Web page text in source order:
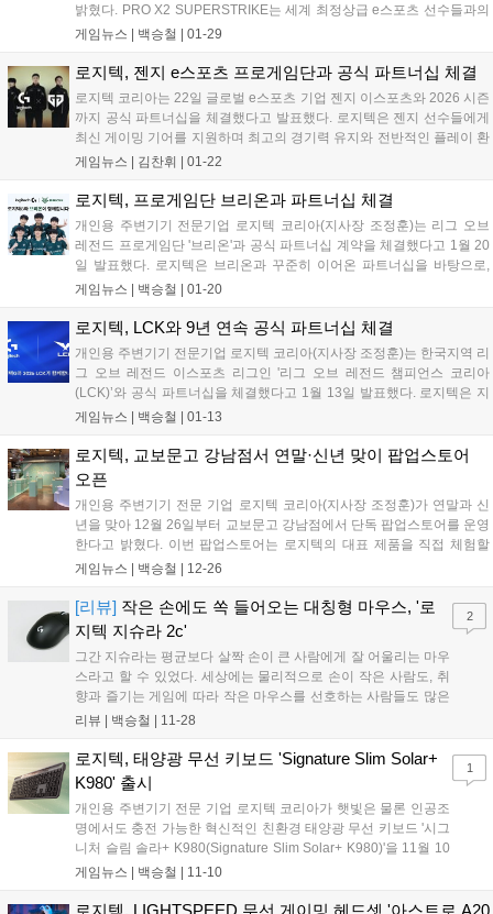
밝혔다. PRO X2 SUPERSTRIKE는 세계 최정상급 e스포츠 선수들과의
협업을 통해 개발된 PRO 시리즈의 최신 마우스 제품으로, 1월 29일 국
었던 완전히 새로운 클릭 기술을 적용한 것이 가장 큰 특징이며, 클릭 반
화한 퍼포먼스를 제공하도록 설계됐다....
게임뉴스 | 백승철 | 01-29
로지텍, 젠지 e스포츠 프로게임단과 공식 파트너십 체결
로지텍 코리아는 22일 글로벌 e스포츠 기업 젠지 이스포츠와 2026 시즌
까지 공식 파트너십을 체결했다고 발표했다. 로지텍은 젠지 선수들에게
최신 게이밍 기어를 지원하며 최고의 경기력 유지와 전반적인 플레이 환
경 개선에 적극 협력할 계획이다....
게임뉴스 | 김찬휘 | 01-22
로지텍, 프로게임단 브리온과 파트너십 체결
개인용 주변기기 전문기업 로지텍 코리아(지사장 조정훈)는 리그 오브
레전드 프로게임단 '브리온'과 공식 파트너십 계약을 체결했다고 1월 20
일 발표했다. 로지텍은 브리온과 꾸준히 이어온 파트너십을 바탕으로,
2026 시즌에도 변함없는 동행을 이어간다. 이번 파트너십은 단순한 후
더한다....
게임뉴스 | 백승철 | 01-20
로지텍, LCK와 9년 연속 공식 파트너십 체결
개인용 주변기기 전문기업 로지텍 코리아(지사장 조정훈)는 한국지역 리
그 오브 레전드 이스포츠 리그인 '리그 오브 레전드 챔피언스 코리아
(LCK)’와 공식 파트너십을 체결했다고 1월 13일 발표했다. 로지텍은 지
난 2018 LCK 서머부터 9년 연속으로 LCK와의 동행을 꾸준히 이어오며,
LCK의 스폰서로서 안정적인 리그 운영을 위한 다양한 지원을 제공하는
한편, LCK 팬들과의 접점을 넓히는 연계 프로그램을 통해 LCK와 팬 커
뮤니티의 연결을 더욱 강화해 나갈 예정이다....
게임뉴스 | 백승철 | 01-13
로지텍, 교보문고 강남점서 연말·신년 맞이 팝업스토어
오픈
개인용 주변기기 전문 기업 로지텍 코리아(지사장 조정훈)가 연말과 신
년을 맞아 12월 26일부터 교보문고 강남점에서 단독 팝업스토어를 운영
한다고 밝혔다. 이번 팝업스토어는 로지텍의 대표 제품을 직접 체험할
수 있는 공간으로, 교보문고 강남점에서만 만나볼 수 있는 다양한 고객
고 새로운 시작을 준비할 수 있도록 기획됐다....
게임뉴스 | 백승철 | 12-26
[리뷰] 작은 손에도 쏙 들어오는 대칭형 마우스, '로
지텍 지슈라 2c'
그간 지슈라는 평균보다 살짝 손이 큰 사람에게 잘 어울리는 마우
스라고 할 수 있었다. 세상에는 물리적으로 손이 작은 사람도, 취
향과 즐기는 게임에 따라 작은 마우스를 선호하는 사람들도 많은
데 말이다. 손 작은 사람들의 스테디셀러가 있는데도 불구하고 해
PRO X SUPERLIGHT 2c(이하 지슈라 2c)'에게 스포트라이트가
쏟아지고 있다....
리뷰 | 백승철 | 11-28
2
로지텍, 태양광 무선 키보드 'Signature Slim Solar+
K980' 출시
개인용 주변기기 전문 기업 로지텍 코리아가 햇빛은 물론 인공조
명에서도 충전 가능한 혁신적인 친환경 태양광 무선 키보드 '시그
니처 슬림 솔라+ K980(Signature Slim Solar+ K980)'을 11월 10
일 새롭게 공개했다. 이번 신제품은 로지텍의 독자적인 '로지 라이
은 유지하면서도, 충전의 번거로움까지 완전히 해소한 제품이다.
게임뉴스 | 백승철 | 11-10
1
로지텍, LIGHTSPEED 무선 게이밍 헤드셋 '아스트로 A20